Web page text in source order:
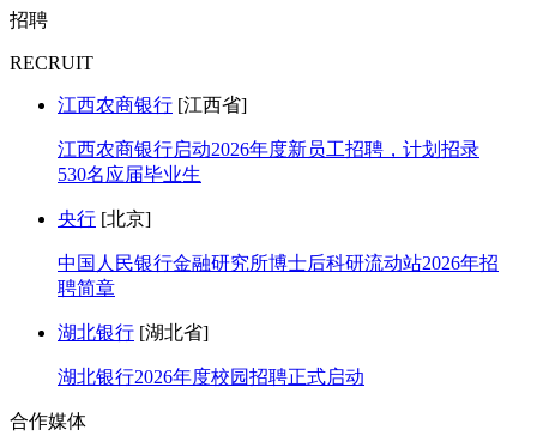
招聘
RECRUIT
江西农商银行 [江西省]
江西农商银行启动2026年度新员工招聘，计划招录
530名应届毕业生
央行 [北京]
中国人民银行金融研究所博士后科研流动站2026年招
聘简章
湖北银行 [湖北省]
湖北银行2026年度校园招聘正式启动
合作媒体